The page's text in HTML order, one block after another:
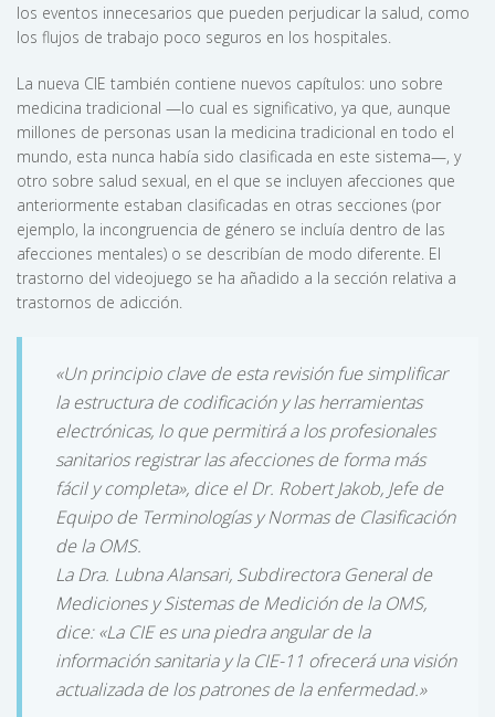
los eventos innecesarios que pueden perjudicar la salud, como
los flujos de trabajo poco seguros en los hospitales.
La nueva CIE también contiene nuevos capítulos: uno sobre
medicina tradicional —lo cual es significativo, ya que, aunque
millones de personas usan la medicina tradicional en todo el
mundo, esta nunca había sido clasificada en este sistema—, y
otro sobre salud sexual, en el que se incluyen afecciones que
anteriormente estaban clasificadas en otras secciones (por
ejemplo, la incongruencia de género se incluía dentro de las
afecciones mentales) o se describían de modo diferente. El
trastorno del videojuego se ha añadido a la sección relativa a
trastornos de adicción.
«Un principio clave de esta revisión fue simplificar
la estructura de codificación y las herramientas
electrónicas, lo que permitirá a los profesionales
sanitarios registrar las afecciones de forma más
fácil y completa», dice el Dr. Robert Jakob, Jefe de
Equipo de Terminologías y Normas de Clasificación
de la OMS.
La Dra. Lubna Alansari, Subdirectora General de
Mediciones y Sistemas de Medición de la OMS,
dice: «La CIE es una piedra angular de la
información sanitaria y la CIE-11 ofrecerá una visión
actualizada de los patrones de la enfermedad.»